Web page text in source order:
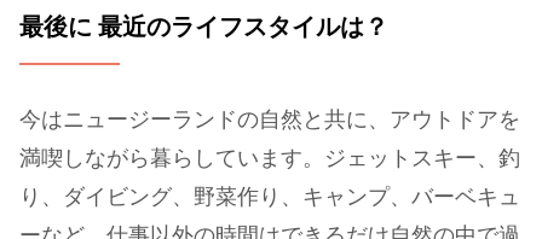
最後に 最近のライフスタイルは？
今はニュージーランドの自然と共に、アウトドアを
満喫しながら暮らしています。ジェットスキー、釣
り、ダイビング、野菜作り、キャンプ、バーベキュ